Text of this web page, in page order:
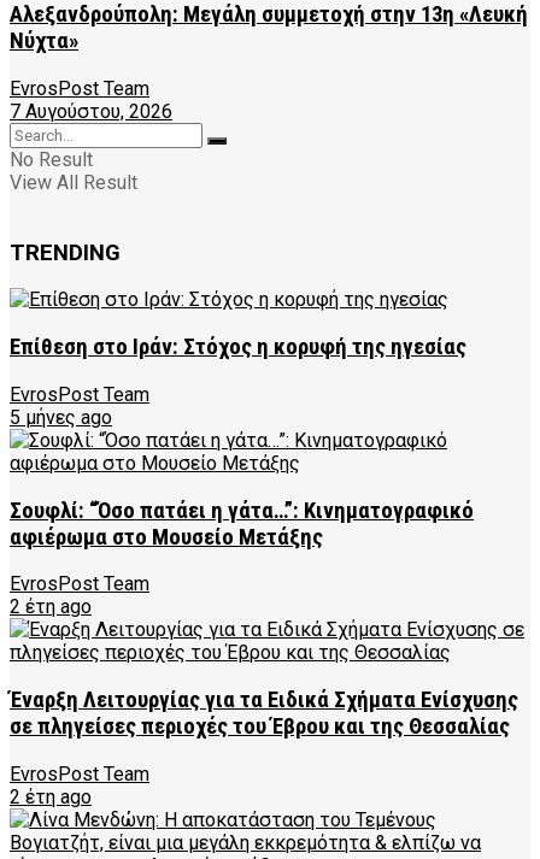
Αλεξανδρούπολη: Μεγάλη συμμετοχή στην 13η «Λευκή
Νύχτα»
EvrosPost Team
7 Αυγούστου, 2026
No Result
View All Result
TRENDING
Επίθεση στο Ιράν: Στόχος η κορυφή της ηγεσίας
EvrosPost Team
5 μήνες ago
Σουφλί: “Όσο πατάει η γάτα…”: Κινηματογραφικό
αφιέρωμα στο Μουσείο Μετάξης
EvrosPost Team
2 έτη ago
Έναρξη Λειτουργίας για τα Ειδικά Σχήματα Ενίσχυσης
σε πληγείσες περιοχές του Έβρου και της Θεσσαλίας
EvrosPost Team
2 έτη ago